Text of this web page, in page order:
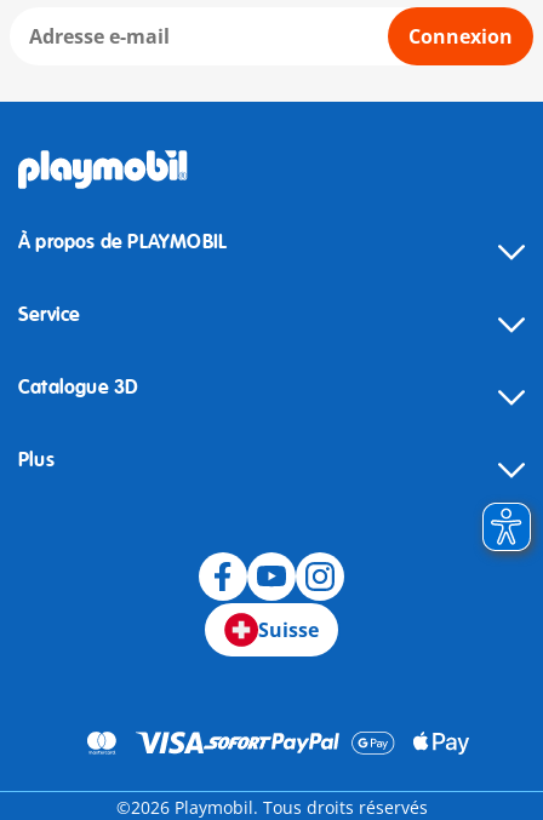
Connexion
À propos de PLAYMOBIL
Service
Catalogue 3D
Plus
Suisse
©2026 Playmobil. Tous droits réservés